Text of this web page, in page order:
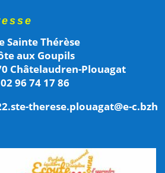
Sainte Thérèse
aux Goupils
Châtelaudren-Plouagat
96 74 17 86
therese.plouagat@e-c.bzh